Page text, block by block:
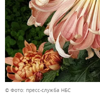
© Фото: пресс-служба НБС